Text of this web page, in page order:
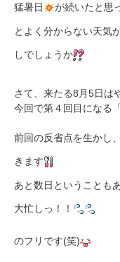
猛暑日 が続いたと思
とよく分からない天気
しでしょうか
さて、来たる8月5日は
今回で第４回目になる
前回の反省点を生かし
きます
あと数日ということも
大忙しっ！！
のフリです(笑)